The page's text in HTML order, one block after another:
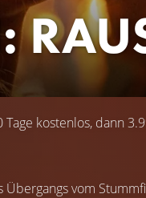
Tage kostenlos, dann
vom